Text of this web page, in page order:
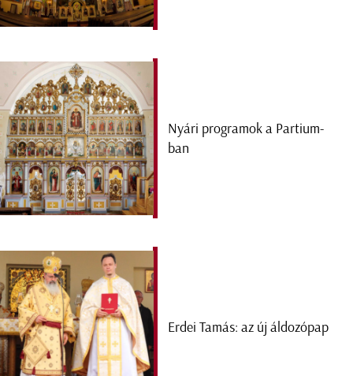
Nyári programok a Partium-
ban
Erdei Tamás: az új áldozópap